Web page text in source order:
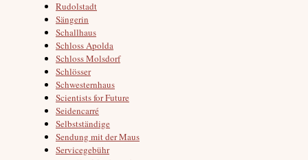
Rudolstadt
Sängerin
Schallhaus
Schloss Apolda
Schloss Molsdorf
Schlösser
Schwesternhaus
Scientists for Future
Seidencarré
Selbstständige
Sendung mit der Maus
Servicegebühr